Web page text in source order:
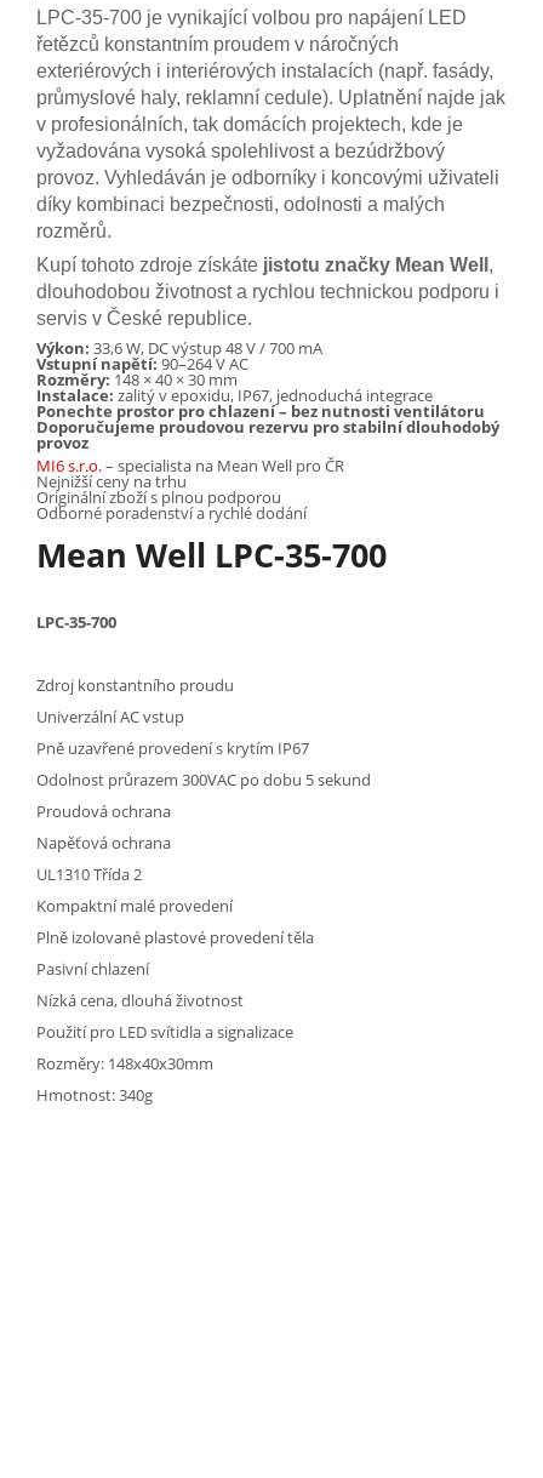
LPC-35-700 je vynikající volbou pro napájení LED
řetězců konstantním proudem v náročných
exteriérových i interiérových instalacích (např. fasády,
průmyslové haly, reklamní cedule). Uplatnění najde jak
v profesionálních, tak domácích projektech, kde je
vyžadována vysoká spolehlivost a bezúdržbový
provoz. Vyhledáván je odborníky i koncovými uživateli
díky kombinaci bezpečnosti, odolnosti a malých
rozměrů.
Kupí tohoto zdroje získáte jistotu značky Mean Well ,
dlouhodobou životnost a rychlou technickou podporu i
servis v České republice.
Výkon: 33,6 W, DC výstup 48 V / 700 mA
Vstupní napětí: 90–264 V AC
Rozměry: 148 × 40 × 30 mm
Instalace: zalitý v epoxidu, IP67, jednoduchá integrace
Ponechte prostor pro chlazení – bez nutnosti ventilátoru
Doporučujeme proudovou rezervu pro stabilní dlouhodobý
provoz
MI6 s.r.o.– specialista na Mean Well pro ČR
Nejnižší ceny na trhu
Originální zboží s plnou podporou
Odborné poradenství a rychlé dodání
Mean Well LPC-35-700
LPC-35-700
Zdroj konstantního proudu
Univerzální AC vstup
Pně uzavřené provedení s krytím IP67
Odolnost průrazem 300VAC po dobu 5 sekund
Proudová ochrana
Napěťová ochrana
UL1310 Třída 2
Kompaktní malé provedení
Plně izolované plastové provedení těla
Pasivní chlazení
Nízká cena, dlouhá životnost
Použití pro LED svítidla a signalizace
Rozměry: 148x40x30mm
Hmotnost: 340g